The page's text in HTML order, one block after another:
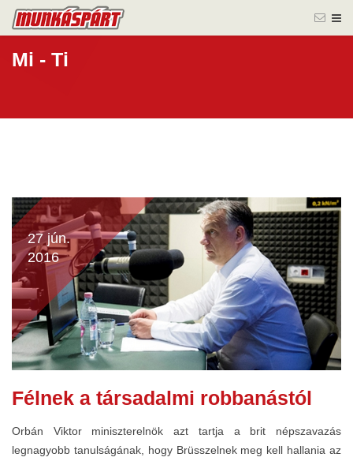
Mi - Ti
27 jún.
2016
Félnek a társadalmi robbanástól
Orbán Viktor miniszterelnök azt tartja a brit népszavazás
legnagyobb tanulságának, hogy Brüsszelnek meg kell hallania az